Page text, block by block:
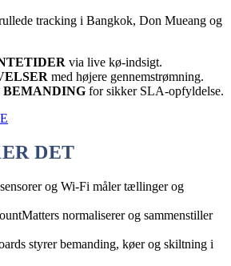
tracking i Bangkok, Don Mueang og
via live kø-indsigt.
med højere gennemstrømning.
BEMANDING for sikker SLA-opfyldelse.
DET
og Wi-Fi måler tællinger og
normaliserer og sammenstiller
styrer bemanding, køer og skiltning i